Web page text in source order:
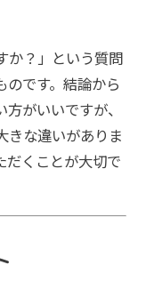
か？」という質問
のです。結論から
がいいですが、
きな違いがありま
だくことが大切で